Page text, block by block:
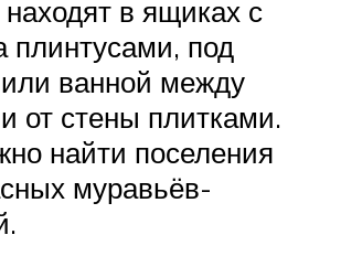
в ящиках с
плинтусами, под
ванной между
от стены плитками.
найти поселения
муравьёв-